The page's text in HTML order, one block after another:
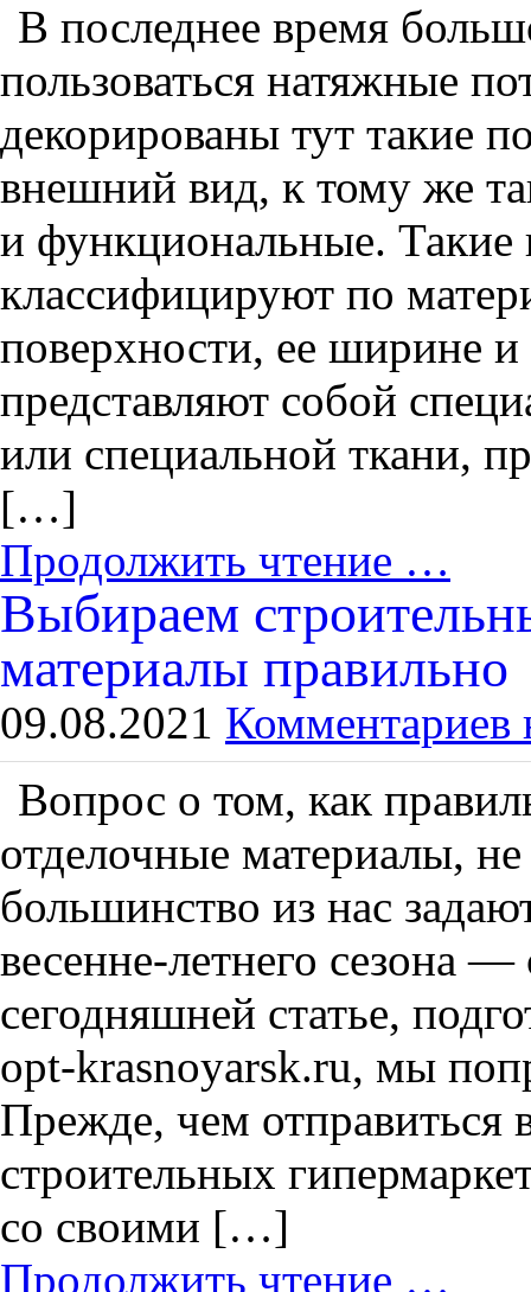
В последнее время
пользоваться натяжные
декорированы тут такие
внешний вид, к тому же
и функциональные.
классифицируют по
поверхности, ее ширине
представляют собой
или специальной ткани,
[…]
Продолжить чтение …
Выбираем
материалы правильно
09.08.2021 Комментариев
Вопрос о том, как
отделочные материалы, не
большинство из нас
весенне-летнего сезона
сегодняшней статье,
opt-krasnoyarsk.ru, мы
Прежде, чем отправиться
строительных
со своими […]
Продолжить чтение …